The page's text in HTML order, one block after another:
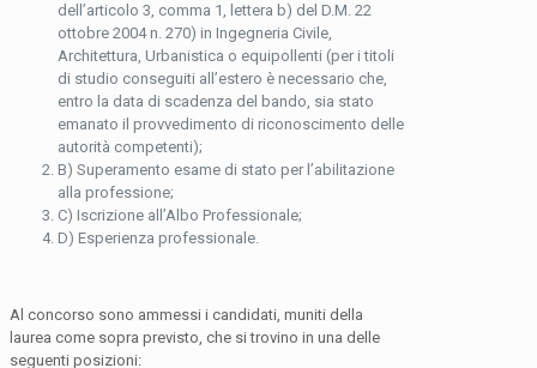
dell’articolo 3, comma 1, lettera b) del D.M. 22
ottobre 2004 n. 270) in Ingegneria Civile,
Architettura, Urbanistica o equipollenti (per i titoli
di studio conseguiti all’estero è necessario che,
entro la data di scadenza del bando, sia stato
emanato il provvedimento di riconoscimento delle
autorità competenti);
B) Superamento esame di stato per l’abilitazione
alla professione;
C) Iscrizione all’Albo Professionale;
D) Esperienza professionale.
Al concorso sono ammessi i candidati, muniti della
laurea come sopra previsto, che si trovino in una delle
seguenti posizioni: